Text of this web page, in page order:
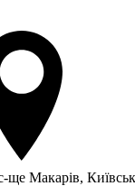
ще Макарів,